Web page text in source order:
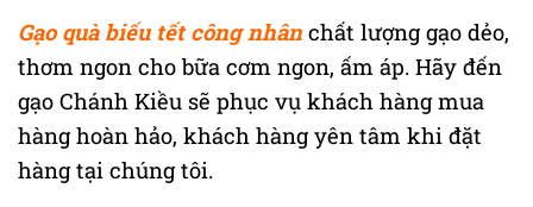
Gạo quà biếu tết công nhân chất lượng gạo dẻo,
thơm ngon cho bữa cơm ngon, ấm áp. Hãy đến
gạo Chánh Kiều sẽ phục vụ khách hàng mua
hàng hoàn hảo, khách hàng yên tâm khi đặt
hàng tại chúng tôi.